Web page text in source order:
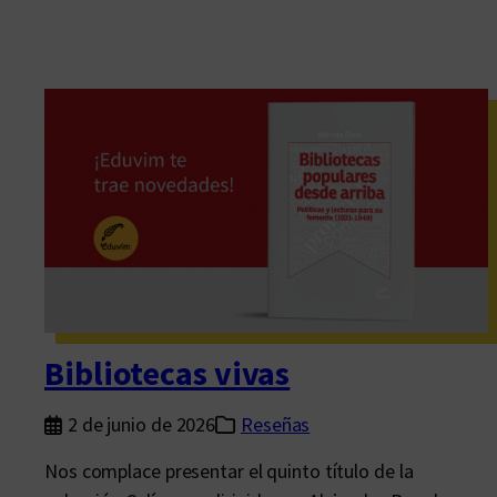
Bibliotecas vivas
2 de junio de 2026
Reseñas
Nos complace presentar el quinto título de la